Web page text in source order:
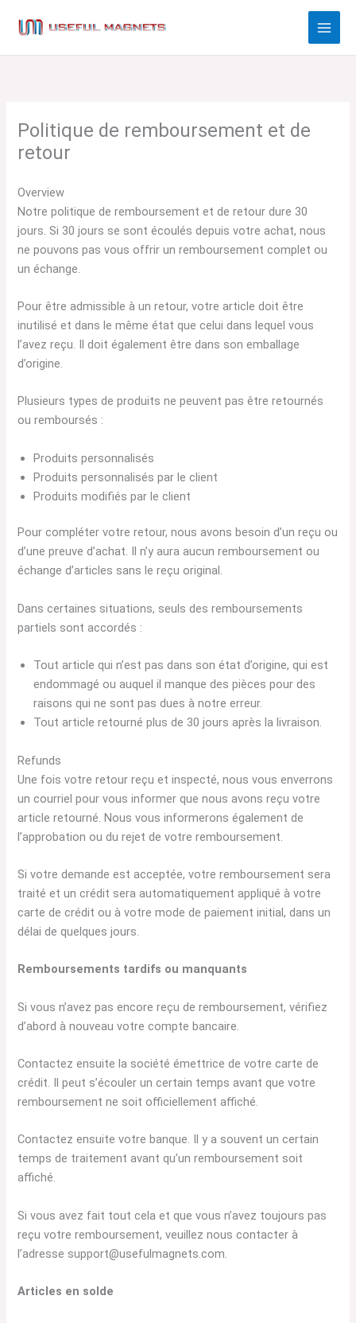
Politique de remboursement et de
retour
Overview
Notre politique de remboursement et de retour dure 30
jours. Si 30 jours se sont écoulés depuis votre achat, nous
ne pouvons pas vous offrir un remboursement complet ou
un échange.
Pour être admissible à un retour, votre article doit être
inutilisé et dans le même état que celui dans lequel vous
l’avez reçu. Il doit également être dans son emballage
d’origine.
Plusieurs types de produits ne peuvent pas être retournés
ou remboursés :
Produits personnalisés
Produits personnalisés par le client
Produits modifiés par le client
Pour compléter votre retour, nous avons besoin d’un reçu ou
d’une preuve d’achat. Il n’y aura aucun remboursement ou
échange d’articles sans le reçu original.
Dans certaines situations, seuls des remboursements
partiels sont accordés :
Tout article qui n’est pas dans son état d’origine, qui est
endommagé ou auquel il manque des pièces pour des
raisons qui ne sont pas dues à notre erreur.
Tout article retourné plus de 30 jours après la livraison.
Refunds
Une fois votre retour reçu et inspecté, nous vous enverrons
un courriel pour vous informer que nous avons reçu votre
article retourné. Nous vous informerons également de
l’approbation ou du rejet de votre remboursement.
Si votre demande est acceptée, votre remboursement sera
traité et un crédit sera automatiquement appliqué à votre
carte de crédit ou à votre mode de paiement initial, dans un
délai de quelques jours.
Remboursements tardifs ou manquants
Si vous n’avez pas encore reçu de remboursement, vérifiez
d’abord à nouveau votre compte bancaire.
Contactez ensuite la société émettrice de votre carte de
crédit. Il peut s’écouler un certain temps avant que votre
remboursement ne soit officiellement affiché.
Contactez ensuite votre banque. Il y a souvent un certain
temps de traitement avant qu’un remboursement soit
affiché.
Si vous avez fait tout cela et que vous n’avez toujours pas
reçu votre remboursement, veuillez nous contacter à
l’adresse support@usefulmagnets.com.
Articles en solde